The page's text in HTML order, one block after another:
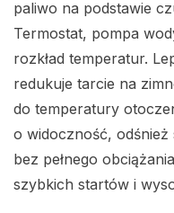
paliwo na podstawie
Termostat, pompa
rozkład temperatur.
redukuje tarcie na
do temperatury
o widoczność,
bez pełnego
szybkich startów i